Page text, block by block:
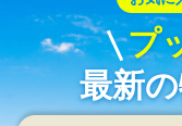
プ
最新